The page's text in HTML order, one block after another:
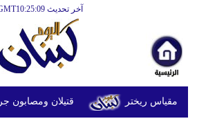
آخر تحديث GMT10:25:09
قتيلان ومصابون جراء 14 غارة إسرائيلية على شرق وجنوب لبنان